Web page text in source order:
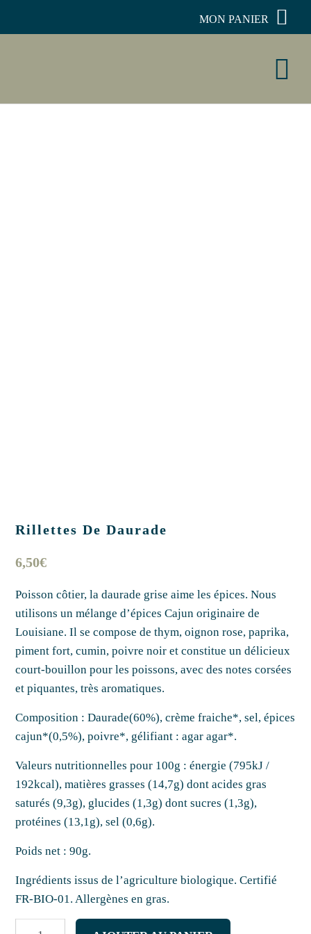
MON PANIER
Rillettes De Daurade
6,50€
Poisson côtier, la daurade grise aime les épices. Nous
utilisons un mélange d’épices Cajun originaire de
Louisiane. Il se compose de thym, oignon rose, paprika,
piment fort, cumin, poivre noir et constitue un délicieux
court-bouillon pour les poissons, avec des notes corsées
et piquantes, très aromatiques.
Composition : Daurade(60%), crème fraiche*, sel, épices
cajun*(0,5%), poivre*, gélifiant : agar agar*.
Valeurs nutritionnelles pour 100g : énergie (795kJ /
192kcal), matières grasses (14,7g) dont acides gras
saturés (9,3g), glucides (1,3g) dont sucres (1,3g),
protéines (13,1g), sel (0,6g).
Poids net : 90g.
Ingrédients issus de l’agriculture biologique. Certifié
FR-BIO-01. Allergènes en gras.